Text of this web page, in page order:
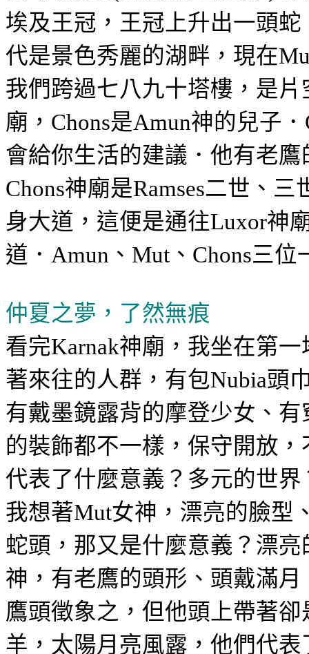
埃及王冠，王冠上升出一頭
代是景色秀麗的湖畔，現在
我們跨過七八九十塔樓，是
廟， Chons是Amun神的兒子 ．
會給你生活的建議．他有老
Chons神廟是Ramses二世、三
身大道，這便是通往Luxor神
道． Amun 、 Mut 、 Chons三位
仲夏之夢，了然無痕
看完Karnak神廟，我坐在第
著來往的人群，有包Nubia頭
有戴墨鏡露背的摩登少女、
的裝飾都不一樣，保守開放
代表了什麼意義？多元的世界
我想著Mut女神，漂亮的臉型
蛇頭，那又是什麼意義？漂
神，有老鷹的頭形、頭戴滿
鷹頭徵象之，但他頭上帶著
羊，太陽月亮風露，他們代表